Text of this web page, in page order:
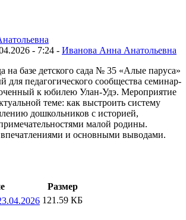
- 7:24 - Иванова Анна Анатольевна
на базе детского сада № 35 «Алые паруса»
для педагогического сообщества семинар-
к юбилею Улан-Удэ. Мероприятие
теме: как выстроить систему
дошкольников с историей,
малой родины.
и основными выводами.
Размер
121.59 КБ